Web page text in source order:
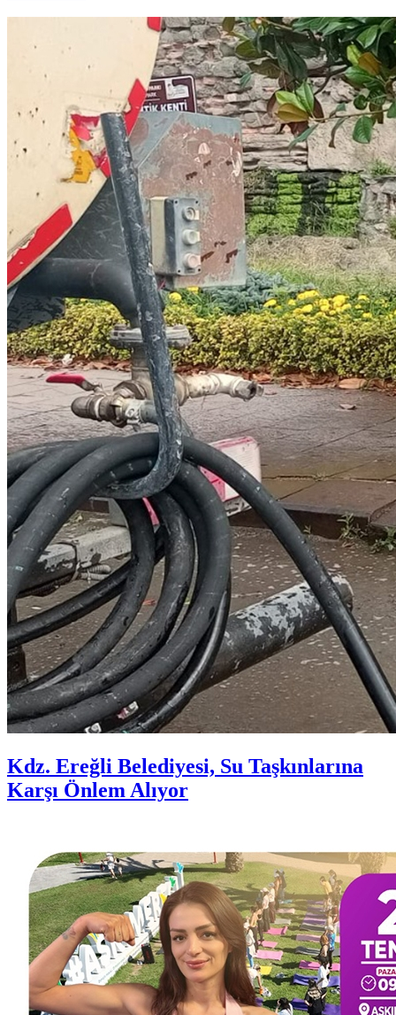
Kdz. Ereğli Belediyesi, Su Taşkınlarına
Karşı Önlem Alıyor